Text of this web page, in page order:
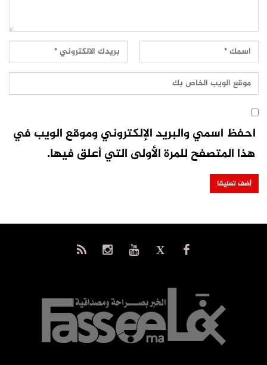
احفظ اسمي والبريد الإلكتروني وموقع الويب في
هذا المتصفح للمرة الأولى التي أعلق فيها.